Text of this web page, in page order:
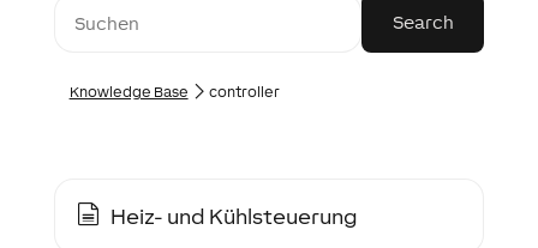
Knowledge Base controller
Heiz- und Kühlsteuerung